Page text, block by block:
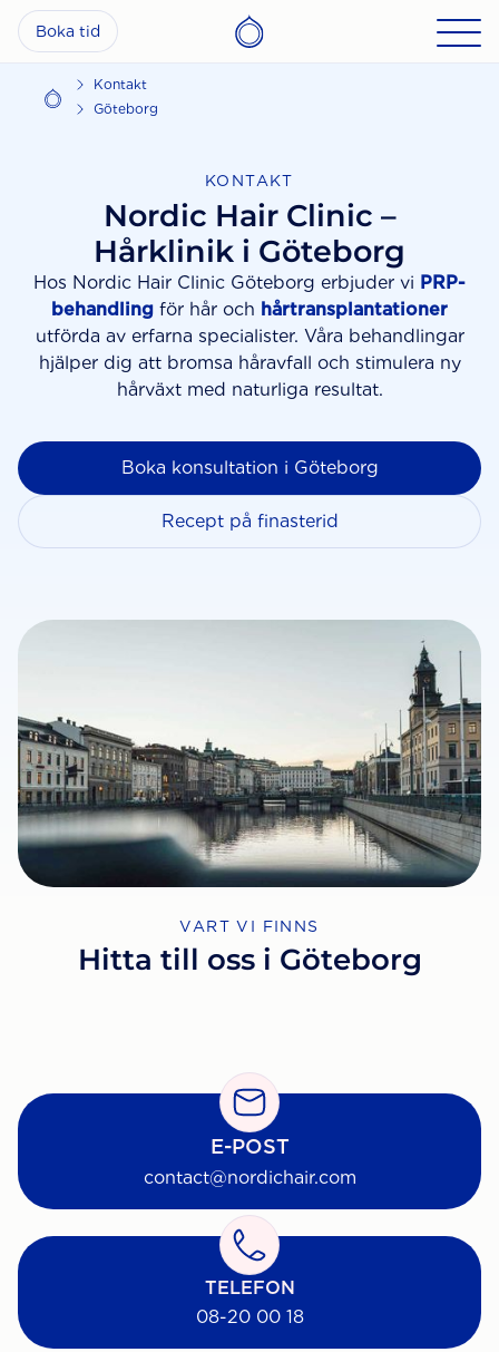
Boka tid
Kontakt
Göteborg
KONTAKT
Nordic Hair Clinic –
Hårklinik i Göteborg
Hos Nordic Hair Clinic Göteborg erbjuder vi PRP-
behandling för hår och hårtransplantationer
utförda av erfarna specialister. Våra behandlingar
hjälper dig att bromsa håravfall och stimulera ny
hårväxt med naturliga resultat.
Boka konsultation i Göteborg
Recept på finasterid
VART VI FINNS
Hitta till oss i Göteborg
E-POST
contact@nordichair.com
TELEFON
08-20 00 18